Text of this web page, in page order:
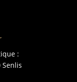
:
Senlis